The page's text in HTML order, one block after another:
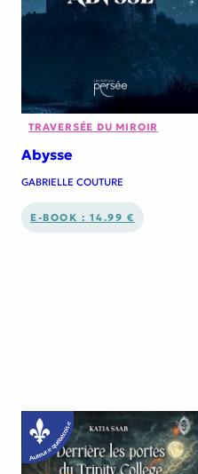
TRAVERSÉE DU MIROIR
Abysse
GABRIELLE COUTURE
E-BOOK : 14.99 €